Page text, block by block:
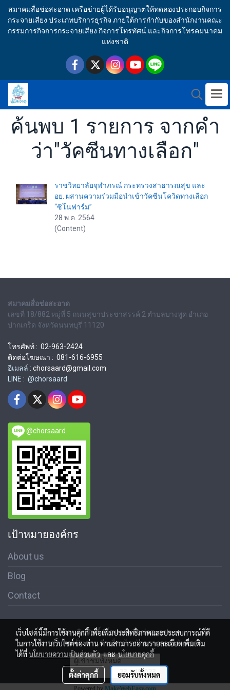
สมาคมสื่อช่อสะอาด เครือข่ายผู้ได้รับอนุญาตให้ทดลองประกอบกิจการ
กระจายเสียง ประเภทบริการธุรกิจ ภายใต้การกำกับของสำนักงานคณะ
กรรมการกิจการกระจายเสียง กิจการโทรทัศน์ และกิจการโทรคมนาคม
แห่งชาติ
ค้นพบ 1 รายการ จากคำ
ว่า"วัคซีนทางเลือก"
ราชวิทยาลัยจุฬาภรณ์ กระทรวงสาธารณสุข และ
อย. ผสานความร่วมมือนำเข้าวัคซีนโควิดทางเลือก
“ซิโนฟาร์ม”
28 พ.ค. 2564
(Content)
สมาคมสื่อช่อสะอาด
เลขที่ 18/882 หมู่ที่ 5 ถนนสุขาประชาสรรค์ 2 ตำบลบางพูด อำเภอ
ปากเกร็ด จังหวัดนนทบุรี 11120
โทรศัพท์ : 02-963-2424
ติดต่อโฆษณา : 081-616-6955
อีเมลล์ : chorsaard@gmail.com
LINE : @chorsaard
@chorsaard
เป้าหมายองค์กร
About us
Blog
Contact
สงวนลิขสิทธิ์ © สมาคมสื่อช่อสะอาด
นโนบายความเป็นส่วนตัว เงื่อนไขข้อตกลงการใช้บริการ
ผู้เข้าชมทั้งหมด
23,049,023
Powered by MakeWebEasy.com
เว็บไซต์นี้มีการใช้งานคุกกี้ เพื่อเพิ่มประสิทธิภาพและประสบการณ์ที่ดี
ในการใช้งานเว็บไซต์ของท่าน ท่านสามารถอ่านรายละเอียดเพิ่มเติม
ได้ที่นโยบายความเป็นส่วนตัวและนโยบายคุกกี้
ตั้งค่าคุกกี้ ยอมรับทั้งหมด